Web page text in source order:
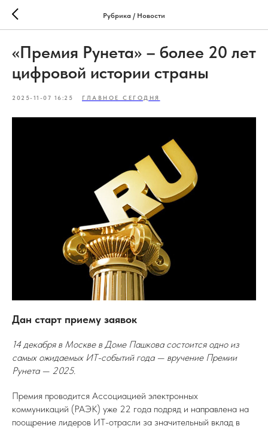
Рубрика / Новости
«Премия Рунета» – более 20 лет
цифровой истории страны
2025-11-07 16:25 ГЛАВНОЕ СЕГОДНЯ
Дан старт приему заявок
14 декабря в Москве в Доме Пашкова состоится одно из
самых ожидаемых ИТ-событий года — вручение Премии
Рунета — 2025.
Премия проводится Ассоциацией электронных
коммуникаций (РАЭК) уже 22 года подряд и направлена на
поощрение лидеров ИТ-отрасли за значительный вклад в